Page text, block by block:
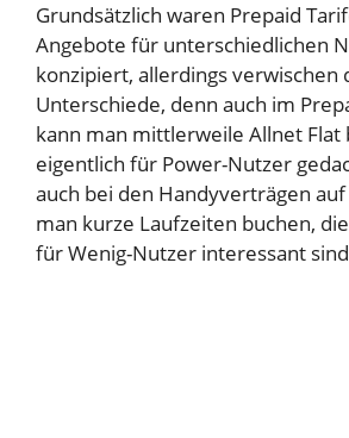
Grundsätzlich waren Prepaid
Angebote für unterschiedlichen
konzipiert, allerdings verwischen
Unterschiede, denn auch im
kann man mittlerweile Allnet Flat
eigentlich für Power-Nutzer
auch bei den Handyverträgen
man kurze Laufzeiten buchen,
für Wenig-Nutzer interessant